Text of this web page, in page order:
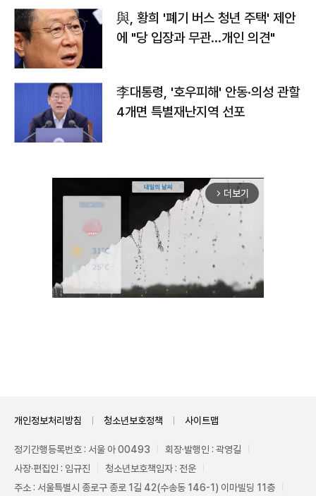
與, 황희 '폐기 버스 청년 주택' 제안
에 "당 입장과 무관…개인 의견"
李대통령, '호우피해' 안동·의성 관할
4개면 특별재난지역 선포
arrow_forward_ios 더보기
개인정보처리방침 청소년보호정책 사이트맵
정기간행등록번호 : 서울 아 00493
회장·발행인 : 곽영길
사장·편집인 : 임규진
청소년보호책임자 : 전운
주소 : 서울특별시 종로구 종로 1길 42(수송동 146-1) 이마빌딩 11층